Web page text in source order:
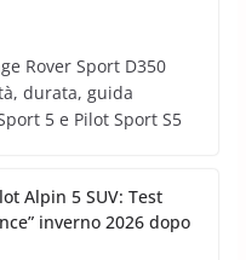
Rover Sport D350
durata, guida
5 e Pilot Sport S5
Alpin 5 SUV: Test
inverno 2026 dopo